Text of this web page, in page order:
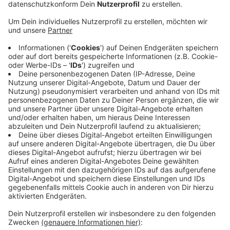
Der Mann hatte die verschiedenen Dinge aus einer
Wohnung im zweiten Obergeschoss eines
Mehrfamilienhauses geworfen. Dabei wurde zum Glück
niemand verletzt. Um zu verhindern, dass weitere
schwere Sachen auf der Straße landen, ist die Polizei
dann mit Spezialkräften in die Wohnung eingedrungen.
Dort hatte sich eine 44-Jährige Frau verbarrikadiert.
Sie hatte aber offenbar nichts geworfen - beim Täter
handelt es sich laut Polizei vermutlich um einen 33-
jährigen Mann, der von einem Zeugen gesehen wurde.
Der Mann konnte allerdings fliehen, bevor die Polizei in
die Wohnung kam und wird nach wie vor gesucht.
Warum er die Gegenstände aus dem Fenster geworfen
hat, ist noch unklar.
Anzeige